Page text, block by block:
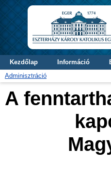
Kezdőlap Információ
Adminisztráció
A